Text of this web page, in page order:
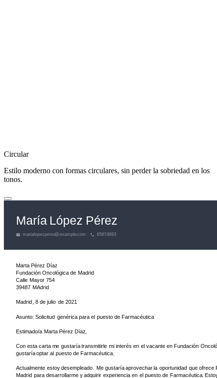
Circular
Estilo moderno con formas circulares, sin perder la sobriedad en los
tonos.